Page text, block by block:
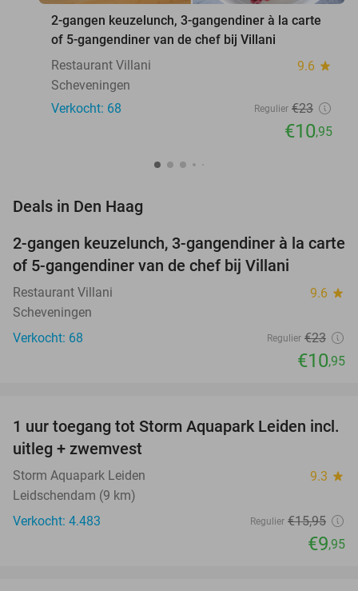
2-gangen keuzelunch, 3-gangendiner à la carte
of 5-gangendiner van de chef bij Villani
Restaurant Villani
9.6 star
Scheveningen
Verkocht: 68
Regulier €23
€10,95
Deals in Den Haag
52%
NEW
TODAY
2-gangen keuzelunch, 3-gangendiner à la carte
of 5-gangendiner van de chef bij Villani
Restaurant Villani 9.6 star
Scheveningen
Verkocht: 68
Regulier €23
€10,95
38%
1 uur toegang tot Storm Aquapark Leiden incl.
uitleg + zwemvest
Storm Aquapark Leiden 9.3 star
Leidschendam (9 km)
Verkocht: 4.483
Regulier €15,95
€9,95